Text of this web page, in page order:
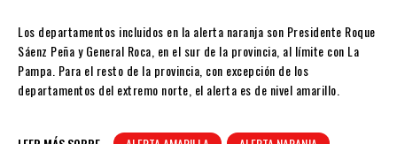
Los departamentos incluidos en la alerta naranja son Presidente Roque
Sáenz Peña y General Roca, en el sur de la provincia, al límite con La
Pampa. Para el resto de la provincia, con excepción de los
departamentos del extremo norte, el alerta es de nivel amarillo.